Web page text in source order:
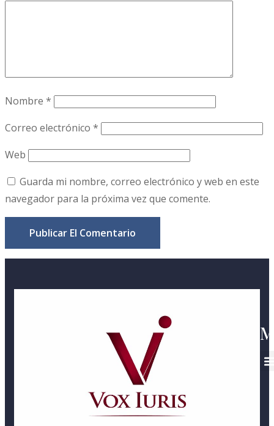
Nombre *
Correo electrónico *
Web
Guarda mi nombre, correo electrónico y web en este
navegador para la próxima vez que comente.